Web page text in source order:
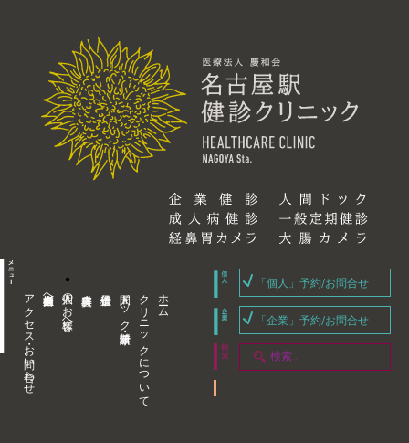
アクセス・お問い合わせ 企業内担当者様へ 個人のお客様へ 人間ドック・健康診断 クリニックについて ホーム
「個人」予約/お問合せ
「企業」予約/お問合せ